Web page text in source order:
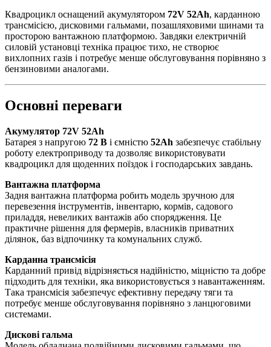
Квадроцикл оснащений акумулятором 72V 52Ah, карданною
трансмісією, дисковими гальмами, позашляховими шинами та
просторою вантажною платформою. Завдяки електричній
силовій установці техніка працює тихо, не створює
вихлопних газів і потребує менше обслуговування порівняно з
бензиновими аналогами.
Основні переваги
Акумулятор 72V 52Ah
Батарея з напругою 72 В і ємністю 52Ah забезпечує стабільну
роботу електроприводу та дозволяє використовувати
квадроцикл для щоденних поїздок і господарських завдань.
Вантажна платформа
Задня вантажна платформа робить модель зручною для
перевезення інструментів, інвентарю, кормів, садового
приладдя, невеликих вантажів або спорядження. Це
практичне рішення для фермерів, власників приватних
ділянок, баз відпочинку та комунальних служб.
Карданна трансмісія
Карданний привід відрізняється надійністю, міцністю та добре
підходить для техніки, яка використовується з навантаженням.
Така трансмісія забезпечує ефективну передачу тяги та
потребує менше обслуговування порівняно з ланцюговими
системами.
Дискові гальма